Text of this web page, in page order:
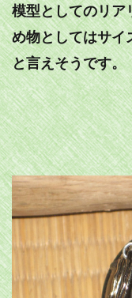
模型としてのリア
め物としてはサイ
と言えそうです。